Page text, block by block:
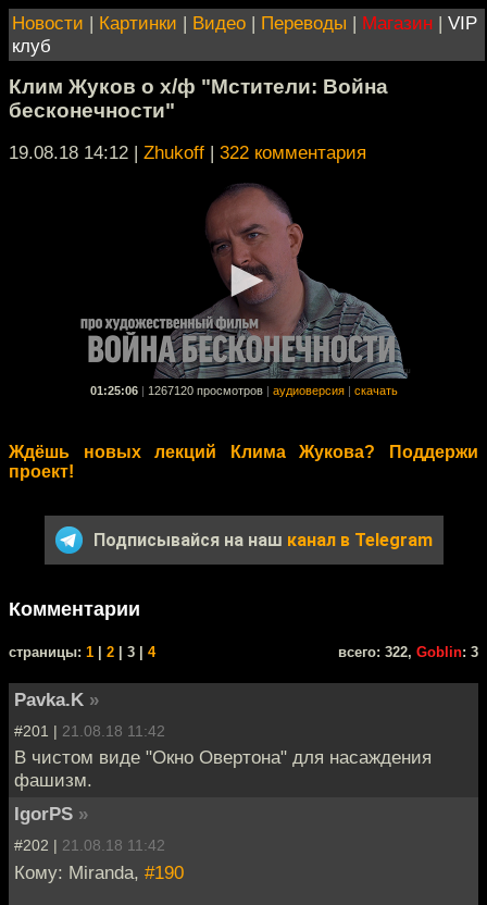
Новости | Картинки | Видео | Переводы | Магазин | VIP
клуб
Клим Жуков о х/ф "Мстители: Война
бесконечности"
19.08.18 14:12 | Zhukoff | 322 комментария
01:25:06 1267120 просмотров аудиоверсия скачать
Ждёшь новых лекций Клима Жукова? Поддержи
проект!
Подписывайся на наш канал в Telegram
Комментарии
cтраницы: 1 2 | 3 | 4 всего: 322, Goblin: 3
Pavka.K »
#201 | 21.08.18 11:42
В чистом виде "Окно Овертона" для насаждения
фашизм.
IgorPS »
#202 | 21.08.18 11:42
Кому: Miranda, #190